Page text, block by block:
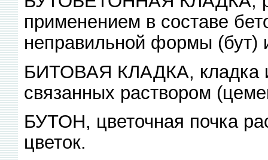
применением в составе
неправильной формы (бут)
БИТОВАЯ КЛАДКА, кладка
связанных раствором
БУТОН, цветочная почка
цветок.